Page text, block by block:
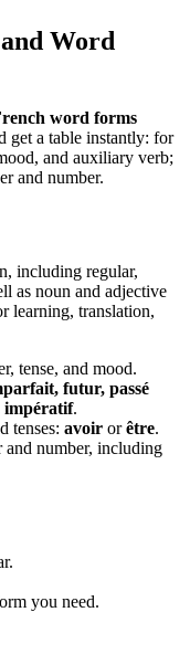
Word
word forms
get a table instantly: for
and auxiliary verb;
and number.
including regular,
as noun and adjective
learning, translation,
tense, and mood.
futur, passé
impératif.
tenses: avoir orêtre.
and number, including
you need.